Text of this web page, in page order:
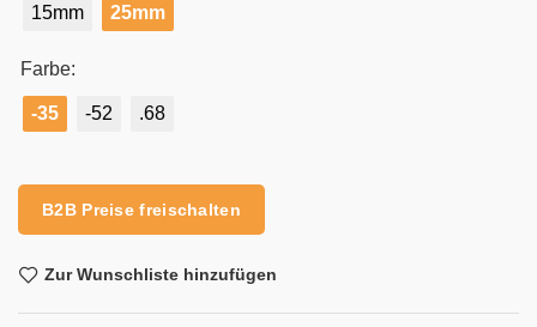
15mm 25mm
Farbe:
-35 -52 .68
B2B Preise freischalten
Zur Wunschliste hinzufügen